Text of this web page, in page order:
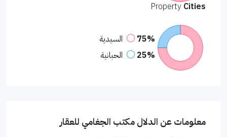
Property Cities
75%
السيدية
25%
الحبانية
معلومات عن الدلال مكتب الجغامي للعقار